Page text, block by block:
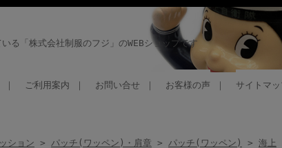
る「株式会社制服のフジ」のWEBショップです
ご利用案内 お問い合せ お客様の声 サイトマ
ション > パッチ(ワッペン)・肩章 > パッチ(ワッペン) > 海上